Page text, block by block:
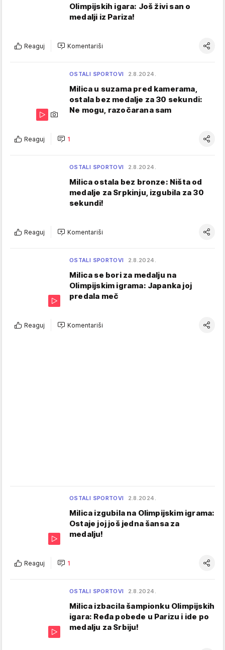
Olimpijskih igara: Još živi san o
medalji iz Pariza!
Reaguj Komentariši
OSTALI SPORTOVI 2.8.2024.
Milica u suzama pred kamerama,
ostala bez medalje za 30 sekundi:
Ne mogu, razočarana sam
Reaguj 1
OSTALI SPORTOVI 2.8.2024.
Milica ostala bez bronze: Ništa od
medalje za Srpkinju, izgubila za 30
sekundi!
Reaguj Komentariši
OSTALI SPORTOVI 2.8.2024.
Milica se bori za medalju na
Olimpijskim igrama: Japanka joj
predala meč
Reaguj Komentariši
OSTALI SPORTOVI 2.8.2024.
Milica izgubila na Olimpijskim igrama:
Ostaje joj još jedna šansa za
medalju!
Reaguj 1
OSTALI SPORTOVI 2.8.2024.
Milica izbacila šampionku Olimpijskih
igara: Ređa pobede u Parizu i ide po
medalju za Srbiju!